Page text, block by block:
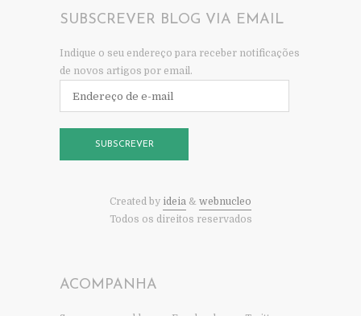
SUBSCREVER BLOG VIA EMAIL
Indique o seu endereço para receber notificações
de novos artigos por email.
SUBSCREVER
Created by ideia & webnucleo
Todos os direitos reservados
ACOMPANHA